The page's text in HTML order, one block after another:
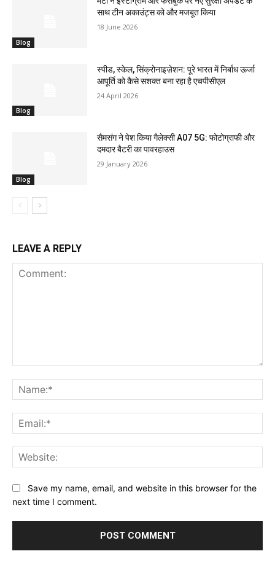
Blog
साथ टीन अकाउंट्स को और मजबूत किया
18 June 2026
Blog
स्पीड, स्केल, सिंक्रोनाइज़ेशन: पूरे भारत में निर्बाध ऊर्जा
आपूर्ति को कैसे सशक्त बना रहा है एचपीसीएल
24 April 2026
Blog
सैमसंग ने पेश किया गैलेक्सी A07 5G: फोटोग्राफी और
दमदार बैटरी का पावरहाउस
29 January 2026
LEAVE A REPLY
Save my name, email, and website in this browser for the
next time I comment.